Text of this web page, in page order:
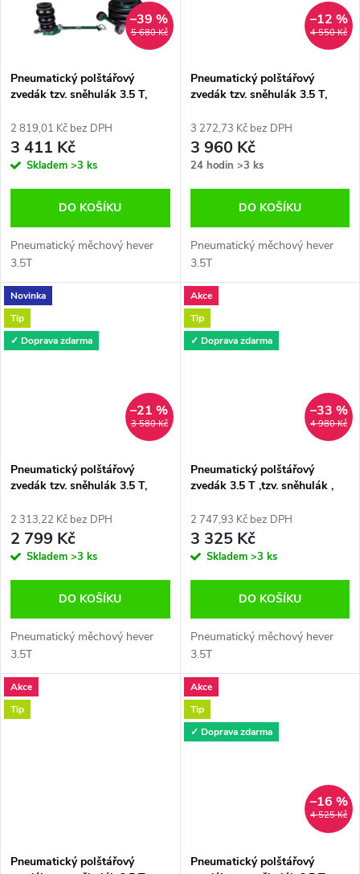
5 680 Kč
–39 %
Pneumatický polštářový
zvedák tzv. sněhulák 3.5 T,
2 819,01 Kč bez DPH
3 411 Kč
Skladem >3 ks
DO KOŠÍKU
Pneumatický měchový hever
3.5T
4 550 Kč
–12 %
Pneumatický polštářový
zvedák tzv. sněhulák 3.5 T,
3 272,73 Kč bez DPH
3 960 Kč
24 hodin >3 ks
DO KOŠÍKU
Pneumatický měchový hever
3.5T
Novinka
Tip
✓ Doprava zdarma
3 580 Kč
–21 %
Pneumatický polštářový
zvedák tzv. sněhulák 3.5 T,
2 313,22 Kč bez DPH
2 799 Kč
Skladem >3 ks
DO KOŠÍKU
Pneumatický měchový hever
3.5T
Akce
Tip
✓ Doprava zdarma
4 980 Kč
–33 %
Pneumatický polštářový
zvedák 3.5 T ,tzv. sněhulák ,
2 747,93 Kč bez DPH
3 325 Kč
Skladem >3 ks
DO KOŠÍKU
Pneumatický měchový hever
3.5T
Akce
Tip
Pneumatický polštářový
Akce
Tip
✓ Doprava zdarma
4 525 Kč
–16 %
Pneumatický polštářový